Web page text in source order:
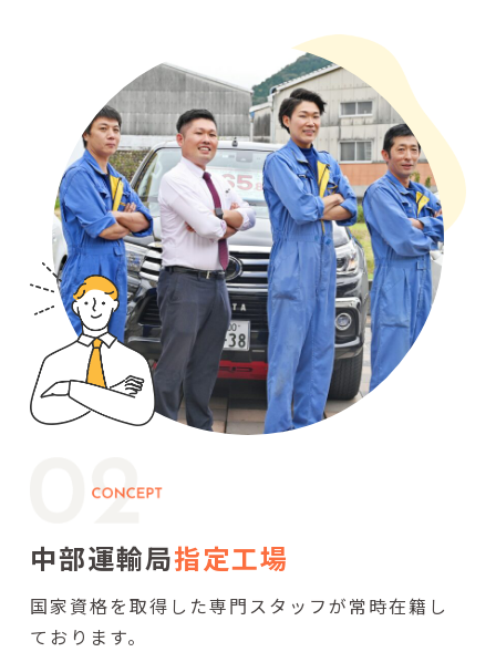
中部運輸局指定工場
国家資格を取得した専門スタッフが常時在籍し
ております。